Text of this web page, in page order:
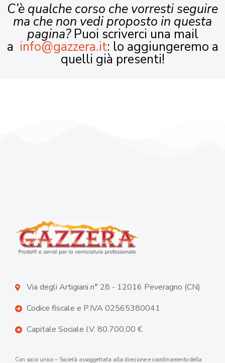
C’è qualche corso che vorresti seguire
ma che non vedi proposto in questa
pagina?Puoi scriverci una mail
a info@gazzera.it: lo aggiungeremo a
quelli già presenti!
Via degli Artigiani n° 28 - 12016 Peveragno (CN)
Codice fiscale e P.IVA 02565380041
Capitale Sociale I.V. 80.700,00 €
Con socio unico – Società assoggettata alla direzione e coordinamento della